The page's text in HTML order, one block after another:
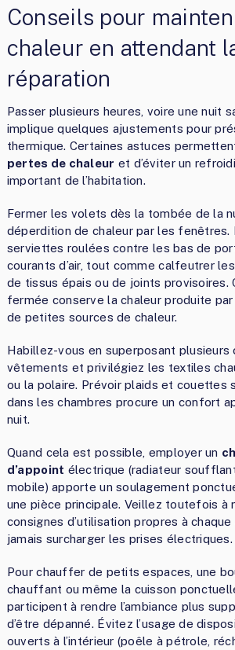
Conseils pour
chaleur en attendant
réparation
Passer plusieurs heures, voire une nuit
implique quelques ajustements pour
thermique. Certaines astuces
pertes de chaleur et d’éviter un
important de l’habitation.
Fermer les volets dès la tombée de la
déperdition de chaleur par les fenêtres.
serviettes roulées contre les bas de
courants d’air, tout comme calfeutrer
de tissus épais ou de joints provisoires.
fermée conserve la chaleur produite
de petites sources de chaleur.
Habillez-vous en superposant plusieurs
vêtements et privilégiez les textiles
ou la polaire. Prévoir plaids et couettes
dans les chambres procure un confort
nuit.
Quand cela est possible, employer un
d’appoint électrique (radiateur
mobile) apporte un soulagement
une pièce principale. Veillez toutefois à
consignes d’utilisation propres à
jamais surcharger les prises électriques.
Pour chauffer de petits espaces, une
chauffant ou même la cuisson
participent à rendre l’ambiance plus
d’être dépanné. Évitez l’usage de
ouverts à l’intérieur (poêle à pétrole,